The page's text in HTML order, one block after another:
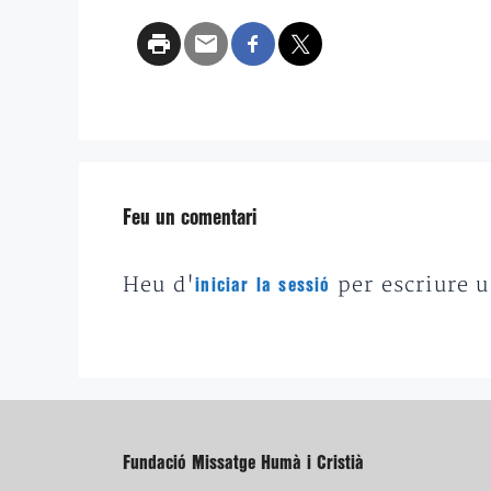
Feu un comentari
Heu d'iniciar la sessió per escriure
Fundació Missatge Humà i Cristià